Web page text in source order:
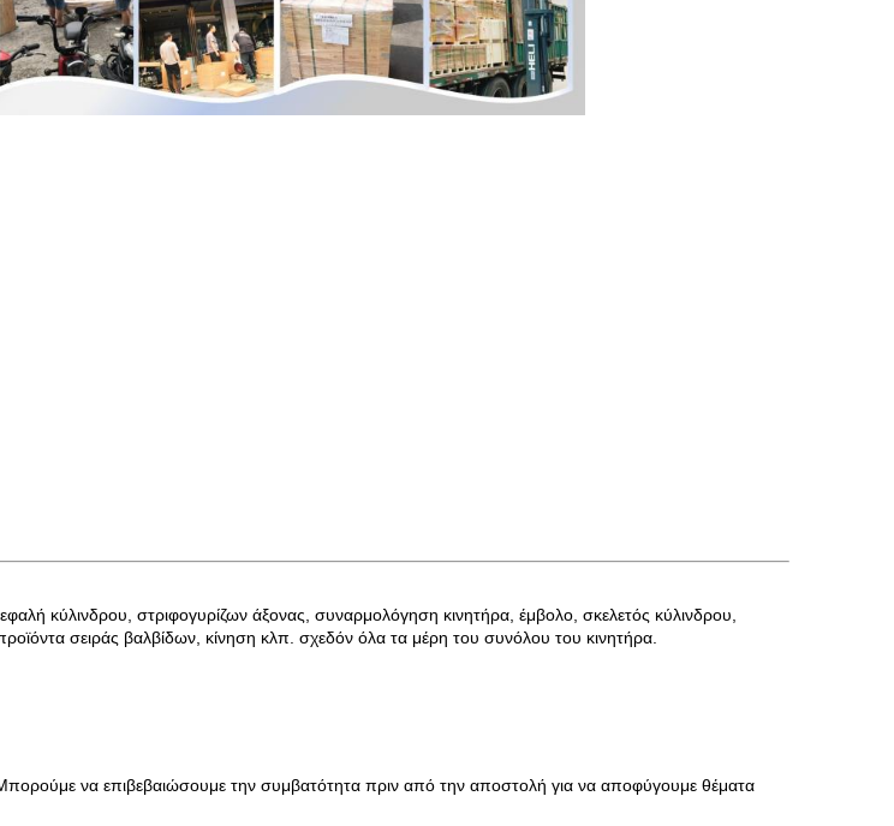
κύλινδρου, στριφογυρίζων άξονας, συναρμολόγηση κινητήρα, έμβολο, σκελετός κύλινδρου,
σειράς βαλβίδων, κίνηση κλπ. σχεδόν όλα τα μέρη του συνόλου του κινητήρα.
να επιβεβαιώσουμε την συμβατότητα πριν από την αποστολή για να αποφύγουμε θέματα